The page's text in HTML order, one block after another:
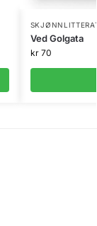
Ved Golgata
kr70